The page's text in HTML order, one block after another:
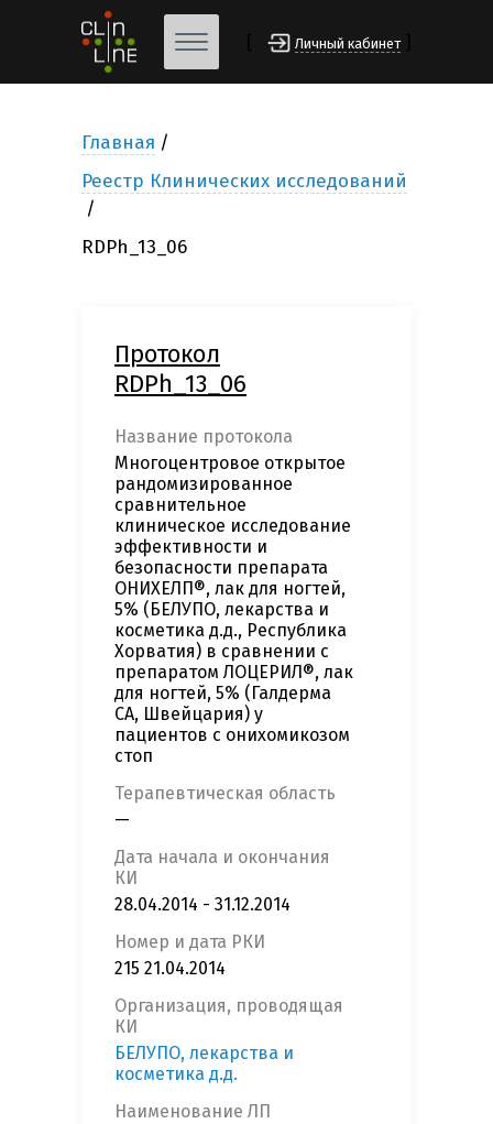
Личный кабинет
Главная
Реестр Клинических исследований
RDPh_13_06
Протокол
RDPh_13_06
Название протокола
Многоцентровое открытое
рандомизированное
сравнительное
клиническое исследование
эффективности и
безопасности препарата
ОНИХЕЛП®, лак для ногтей,
5% (БЕЛУПО, лекарства и
косметика д.д., Республика
Хорватия) в сравнении с
препаратом ЛОЦЕРИЛ®, лак
для ногтей, 5% (Галдерма
СА, Швейцария) у
пациентов с онихомикозом
стоп
Терапевтическая область
—
Дата начала и окончания
КИ
28.04.2014 - 31.12.2014
Номер и дата РКИ
215 21.04.2014
Организация, проводящая
КИ
БЕЛУПО, лекарства и
косметика д.д.
Наименование ЛП